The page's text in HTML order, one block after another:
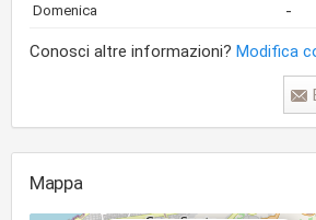
Domenica -
Conosci altre informazioni? Modifica
Mappa